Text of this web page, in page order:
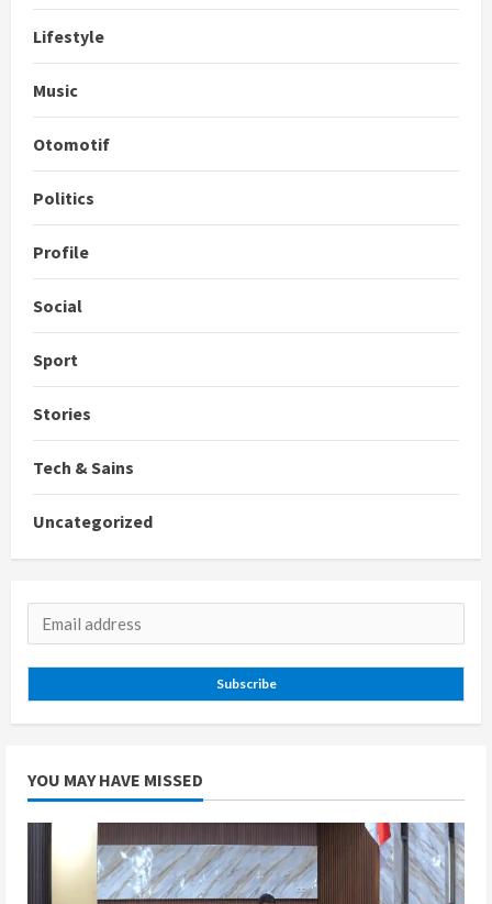
Lifestyle
Music
Otomotif
Politics
Profile
Social
Sport
Stories
Tech & Sains
Uncategorized
Subscribe
YOU MAY HAVE MISSED